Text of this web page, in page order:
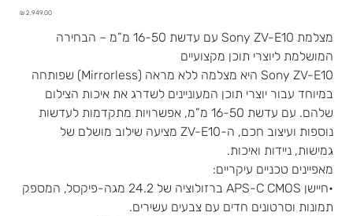
מחיר ‏2,949.00 ‏₪
מצלמת Sony ZV-E10 עם עדשת 16-50 מ”מ – הבחירה
המושלמת ליוצרי תוכן מקצועיים
Sony ZV-E10 היא מצלמה ללא מראה (Mirrorless) שפותחה
במיוחד עבור יוצרי תוכן המעוניינים לשדרג את איכות הצילום
שלהם. עם עדשת 16-50 מ”מ, אפשרויות מתקדמות לעדשות
נוספות ועיצוב חכם, ה-ZV-E10 מציעה שילוב מושלם של
גמישות, ניידות ואיכות.
מאפיינים טכניים עיקריים:
•חיישן APS-C CMOS ברזולוציה של 24.2 מגה-פיקסל, המספק
תמונות וסרטונים חדים עם צבעים עשירים.